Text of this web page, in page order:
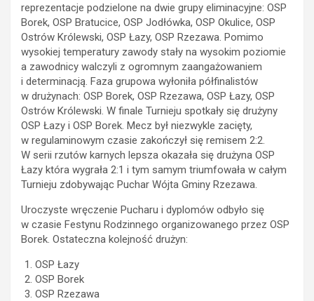
reprezentacje podzielone na dwie grupy eliminacyjne: OSP
Borek, OSP Bratucice, OSP Jodłówka, OSP Okulice, OSP
Ostrów Królewski, OSP Łazy, OSP Rzezawa. Pomimo
wysokiej temperatury zawody stały na wysokim poziomie
a zawodnicy walczyli z ogromnym zaangażowaniem
i determinacją. Faza grupowa wyłoniła półfinalistów
w drużynach: OSP Borek, OSP Rzezawa, OSP Łazy, OSP
Ostrów Królewski. W finale Turnieju spotkały się drużyny
OSP Łazy i OSP Borek. Mecz był niezwykle zacięty,
w regulaminowym czasie zakończył się remisem 2:2.
W serii rzutów karnych lepsza okazała się drużyna OSP
Łazy która wygrała 2:1 i tym samym triumfowała w całym
Turnieju zdobywając Puchar Wójta Gminy Rzezawa.
Uroczyste wręczenie Pucharu i dyplomów odbyło się
w czasie Festynu Rodzinnego organizowanego przez OSP
Borek. Ostateczna kolejność drużyn:
OSP Łazy
OSP Borek
OSP Rzezawa